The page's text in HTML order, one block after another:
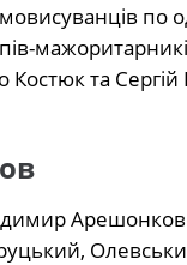
по
та Сергій
Арешонков